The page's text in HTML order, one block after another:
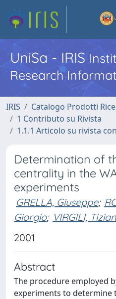
UniSa - IRIS
Research
IRIS
Catalogo Prodotti
1 Contributo su Rivista
1.1.1 Articolo su rivista
Determination of
centrality in the
experiments
GRELLA, Giuseppe;
Giorgio; VIRGILI,
2001
Abstract
The procedure employed
experiments to